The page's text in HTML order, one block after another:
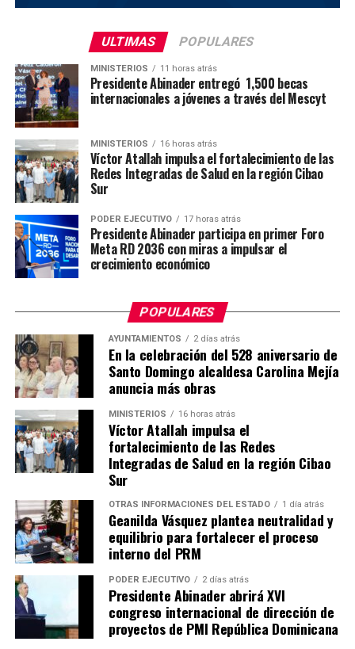
ULTIMAS POPULARES
MINISTERIOS 11 horas atrás
Presidente Abinader entregó 1,500 becas
internacionales a jóvenes a través del Mescyt
MINISTERIOS 16 horas atrás
Víctor Atallah impulsa el fortalecimiento de las
Redes Integradas de Salud en la región Cibao
Sur
PODER EJECUTIVO 17 horas atrás
Presidente Abinader participa en primer Foro
Meta RD 2036 con miras a impulsar el
crecimiento económico
POPULARES
AYUNTAMIENTOS 2 días atrás
En la celebración del 528 aniversario de
Santo Domingo alcaldesa Carolina Mejía
anuncia más obras
MINISTERIOS 16 horas atrás
Víctor Atallah impulsa el
fortalecimiento de las Redes
Integradas de Salud en la región Cibao
Sur
OTRAS INFORMACIONES DEL ESTADO 1 día atrás
Geanilda Vásquez plantea neutralidad y
equilibrio para fortalecer el proceso
interno del PRM
PODER EJECUTIVO 2 días atrás
Presidente Abinader abrirá XVI
congreso internacional de dirección de
proyectos de PMI República Dominicana